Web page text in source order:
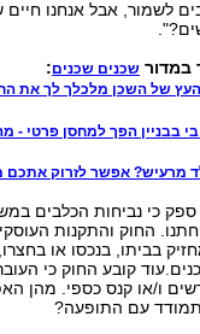
לשמור, אבל אנחנו
במדור שכנים שכנים:
העץ של השכן מלכלך לך את
בבניין הפך למחסן פרטי -
מרעיש? אפשר לזרוק אתכם
ספק כי נביחות הכלבים
החוק והתקנות
בביתו, בנכסו או
קובע החוק כי
ו/או קנס כספי. מהן
עם התופעה?